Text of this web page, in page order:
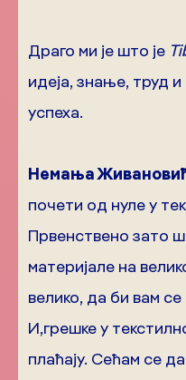
Драго ми је што је
идеја, знање, труд
успеха.
Немања
почети од нуле у
Првенствено зато
материјале на
велико, да би вам
И,грешке у
плаћају. Сећам се